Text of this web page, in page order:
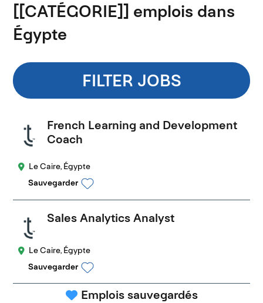
[[CATÉGORIE]] emplois dans
Égypte
FILTER JOBS
French Learning and Development
Coach
Le Caire, Égypte
Sauvegarder
Sales Analytics Analyst
Le Caire, Égypte
Sauvegarder
Emplois sauvegardés